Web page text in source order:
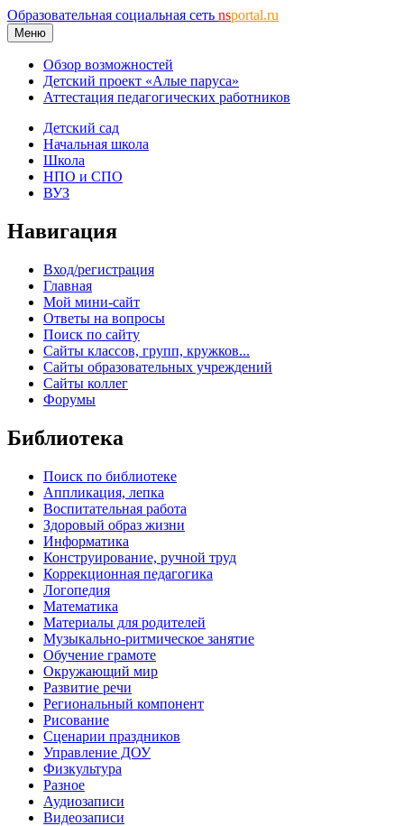
Образовательная социальная сеть nsportal.ru
Меню
Обзор возможностей
Детский проект «Алые паруса»
Аттестация педагогических работников
Детский сад
Начальная школа
Школа
НПО и СПО
ВУЗ
Навигация
Вход/регистрация
Главная
Мой мини-сайт
Ответы на вопросы
Поиск по сайту
Сайты классов, групп, кружков...
Сайты образовательных учреждений
Сайты коллег
Форумы
Библиотека
Поиск по библиотеке
Аппликация, лепка
Воспитательная работа
Здоровый образ жизни
Информатика
Конструирование, ручной труд
Коррекционная педагогика
Логопедия
Математика
Материалы для родителей
Музыкально-ритмическое занятие
Обучение грамоте
Окружающий мир
Развитие речи
Региональный компонент
Рисование
Сценарии праздников
Управление ДОУ
Физкультура
Разное
Аудиозаписи
Видеозаписи